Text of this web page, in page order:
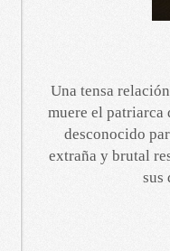
Una tensa
muere el
desconocido
extraña y brutal
sus